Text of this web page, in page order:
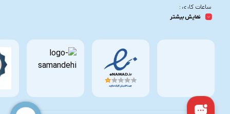
ساعات کاری :
شنبه تا چهارشنبه از ساعت 9.30 تا 20
تلفن تماس :
نمایش بیشتر